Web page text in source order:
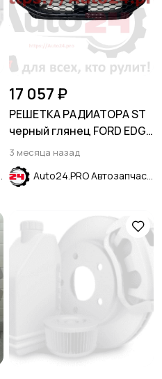
17 057 ₽
РЕШЕТКА РАДИАТОРА ST
черный глянец FORD EDGE
2019-
3 месяца назад
Auto24.PRO Автозапчасти